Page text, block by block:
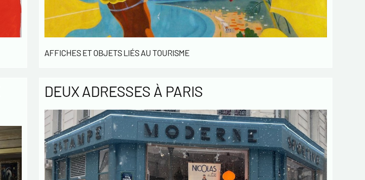
AFFICHES ET OBJETS LIÉS AU TOURISME
DEUX ADRESSES À PARIS